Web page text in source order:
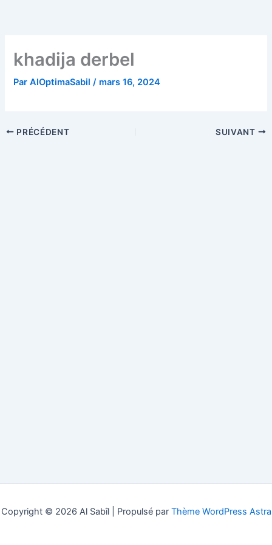
khadija derbel
ParAlOptimaSabil/ mars 16, 2024
PRÉCÉDENT SUIVANT
Copyright © 2026 Al Sabîl | Propulsé par Thème WordPress Astra